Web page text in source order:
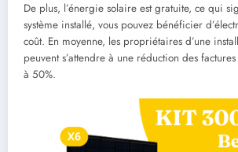
De plus, l’énergie solaire est gratuite, ce qui
système installé, vous pouvez bénéficier
coût. En moyenne, les propriétaires d’une
peuvent s’attendre à une réduction des
à 50%.